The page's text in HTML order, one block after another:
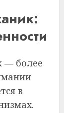
— более
в